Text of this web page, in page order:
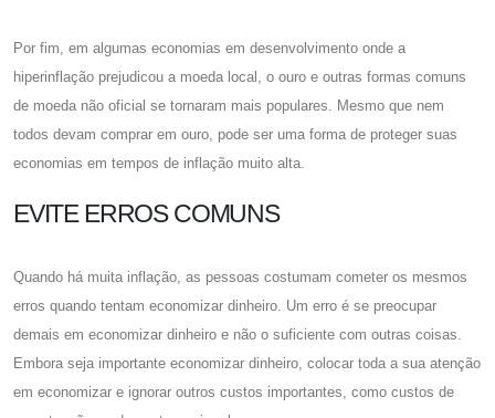
Por fim, em algumas economias em desenvolvimento onde a
hiperinflação prejudicou a moeda local, o ouro e outras formas comuns
de moeda não oficial se tornaram mais populares. Mesmo que nem
todos devam comprar em ouro, pode ser uma forma de proteger suas
economias em tempos de inflação muito alta.
EVITE ERROS COMUNS
Quando há muita inflação, as pessoas costumam cometer os mesmos
erros quando tentam economizar dinheiro. Um erro é se preocupar
demais em economizar dinheiro e não o suficiente com outras coisas.
Embora seja importante economizar dinheiro, colocar toda a sua atenção
em economizar e ignorar outros custos importantes, como custos de